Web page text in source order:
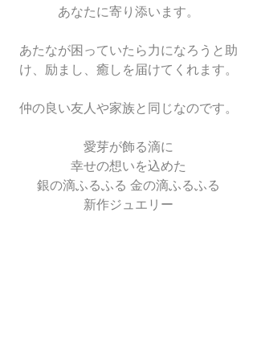
あなたに寄り添います。
あたなが困っていたら力になろうと助
け、励まし、癒しを届けてくれます。
仲の良い友人や家族と同じなのです。
愛芽が飾る滴に
幸せの想いを込めた
銀の滴ふるふる 金の滴ふるふる
新作ジュエリー